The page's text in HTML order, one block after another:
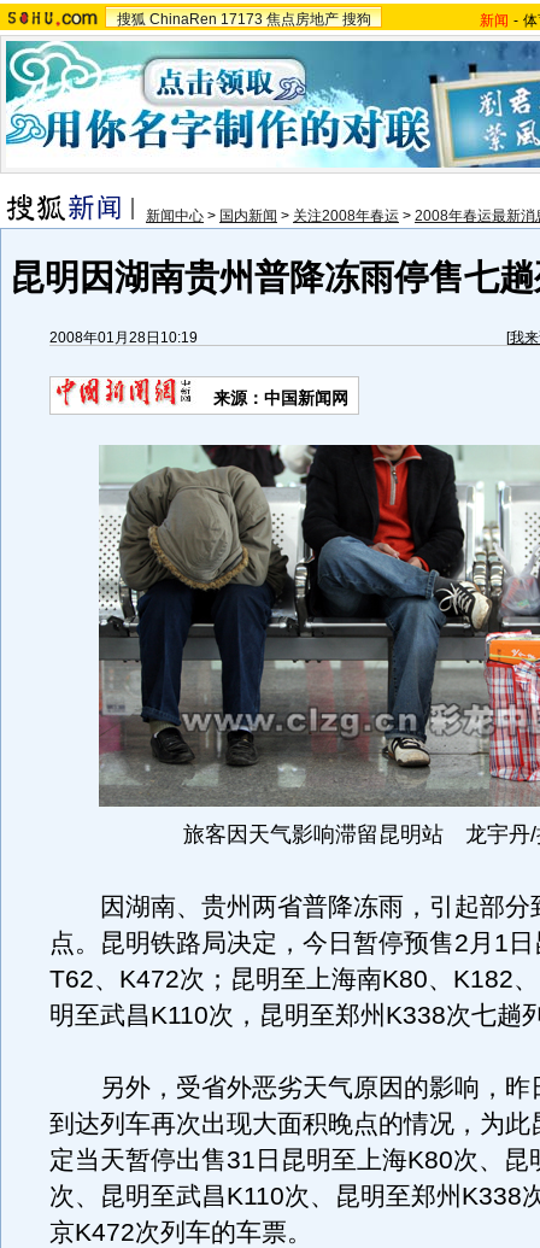
搜狐 ChinaRen 17173 焦点房地产 搜狗 新闻 -
新闻中心 > 国内新闻 > 关注2008年春运 > 2008年春运最新消
昆明因湖南贵州普降冻雨停售七
2008年01月28日10:19 [我
来源：中国新闻网
旅客因天气影响滞留昆明站 龙宇丹/
因湖南、贵州两省普降冻雨，引起部分
点。昆明铁路局决定，今日暂停预售2月1
T62、K472次；昆明至上海南K80、K182
明至武昌K110次，昆明至郑州K338次七趟
另外，受省外恶劣天气原因的影响，昨
到达列车再次出现大面积晚点的情况，为此
定当天暂停出售31日昆明至上海K80次、昆
次、昆明至武昌K110次、昆明至郑州K338
京K472次列车的车票。